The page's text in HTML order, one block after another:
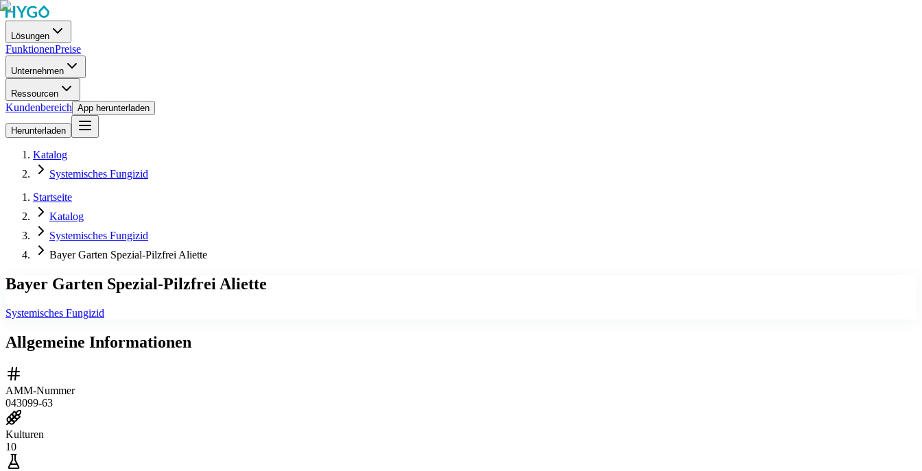
Lösungen
FunktionenPreise
Unternehmen
Ressourcen
Kundenbereich App herunterladen
Herunterladen
Katalog
Systemisches Fungizid
Startseite
Katalog
Systemisches Fungizid
Bayer Garten Spezial-Pilzfrei Aliette
Bayer Garten Spezial-Pilzfrei Aliette
Systemisches Fungizid
Allgemeine Informationen
AMM-Nummer
043099-63
Kulturen
10